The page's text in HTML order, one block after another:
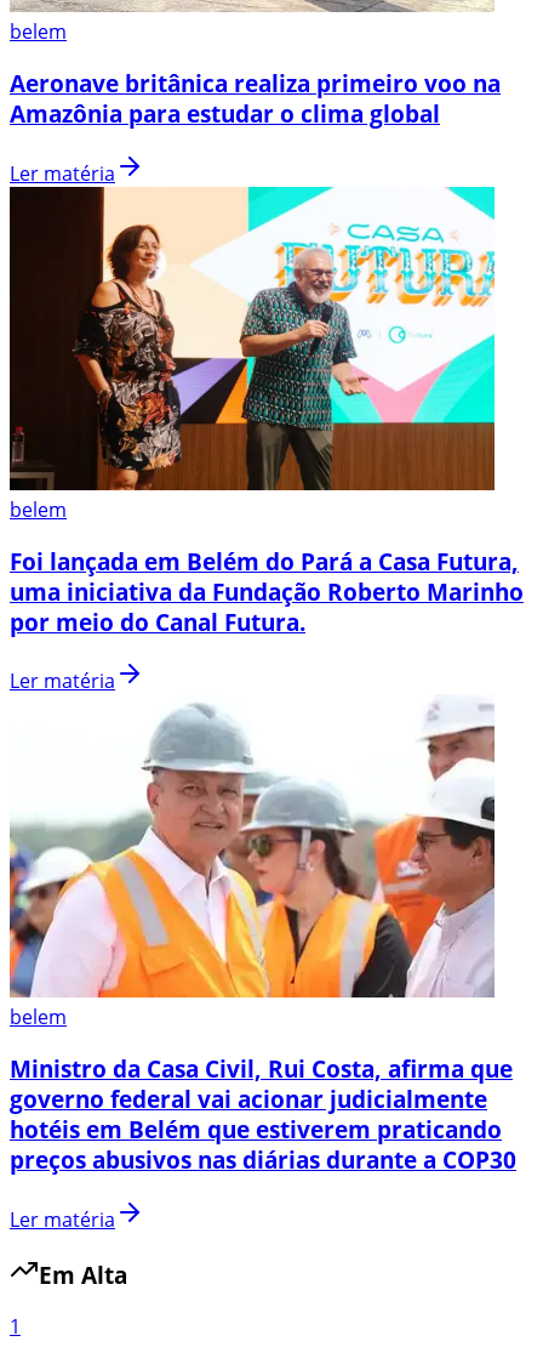
belem
Aeronave britânica realiza primeiro voo na
Amazônia para estudar o clima global
Ler matéria
belem
Foi lançada em Belém do Pará a Casa Futura,
uma iniciativa da Fundação Roberto Marinho
por meio do Canal Futura.
Ler matéria
belem
Ministro da Casa Civil, Rui Costa, afirma que
governo federal vai acionar judicialmente
hotéis em Belém que estiverem praticando
preços abusivos nas diárias durante a COP30
Ler matéria
Em Alta
1